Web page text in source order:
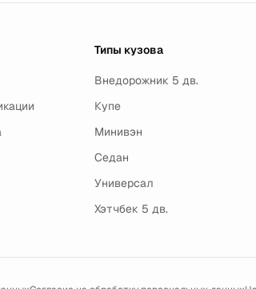
Типы кузова
Внедорожник 5 дв.
Купе
Минивэн
Седан
Универсал
Хэтчбек 5 дв.